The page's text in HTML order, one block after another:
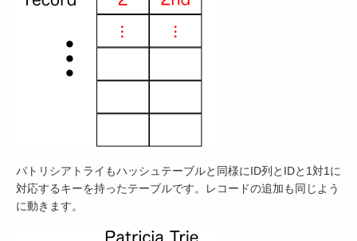
パトリシアトライもハッシュテーブルと同様にID列とIDと1対1に
対応するキーを持ったテーブルです。レコードの追加も同じよう
に動きます。